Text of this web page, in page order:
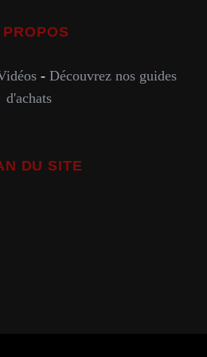
PROPOS
- Découvrez nos guides
d'achats
DU SITE